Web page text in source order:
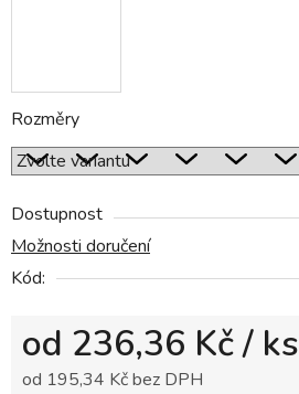
Rozměry
Dostupnost
Možnosti doručení
Kód:
od 236,36 Kč/ ks
od 195,34 Kčbez DPH